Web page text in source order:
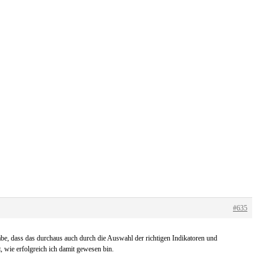
#635
dass das durchaus auch durch die Auswahl der richtigen Indikatoren und
wie erfolgreich ich damit gewesen bin.